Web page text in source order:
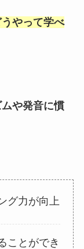
やって学べ
や発音に慣
グ力が向上
ことができ